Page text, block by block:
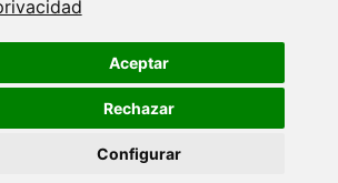
Aceptar
Rechazar
Configurar
de la Cia. Roger Canals dixie
para agitar el personal. Un
envestirá a ritmo de música
Canciones, bailes y juegos